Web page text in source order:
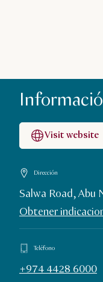
Visit website
Dirección
Salwa Road, Abu
Obtener
Teléfono
+974 4428 6000